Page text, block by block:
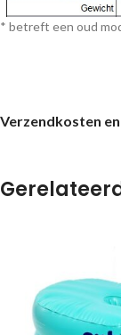
* betreft een oud
Verzendkosten